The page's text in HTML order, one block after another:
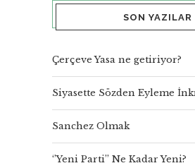
SON YAZILAR
Çerçeve Yasa ne getiriyor?
Siyasette Sözden Eyleme
Sanchez Olmak
‘’Yeni Parti’’ Ne Kadar Yeni?